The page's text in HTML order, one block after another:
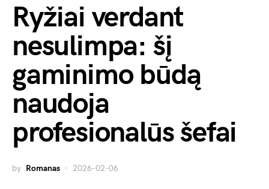
Ryžiai verdant
nesulimpa: šį
gaminimo būdą
naudoja
profesionalūs šefai
by Romanas 2026-02-06